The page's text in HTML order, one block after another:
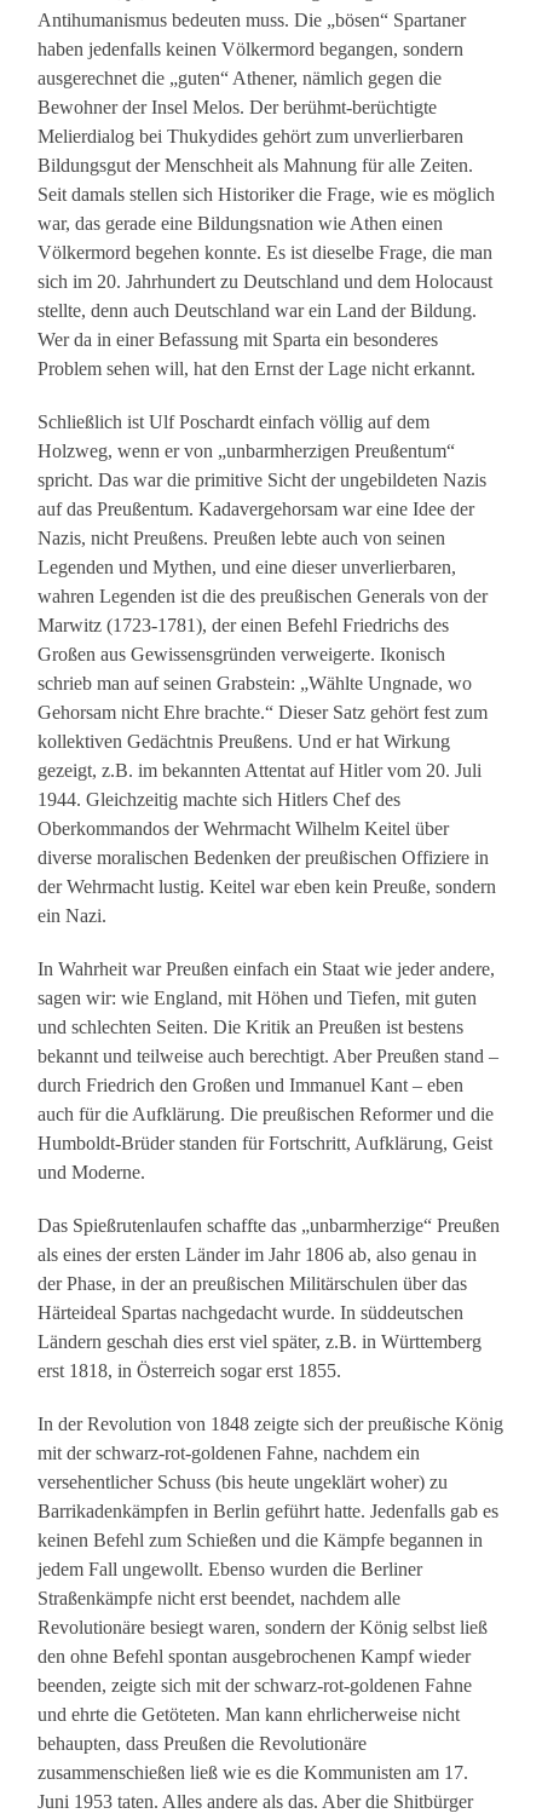
Antihumanismus bedeuten muss. Die „bösen“ Spartaner
haben jedenfalls keinen Völkermord begangen, sondern
ausgerechnet die „guten“ Athener, nämlich gegen die
Bewohner der Insel Melos. Der berühmt-berüchtigte
Melierdialog bei Thukydides gehört zum unverlierbaren
Bildungsgut der Menschheit als Mahnung für alle Zeiten.
Seit damals stellen sich Historiker die Frage, wie es möglich
war, das gerade eine Bildungsnation wie Athen einen
Völkermord begehen konnte. Es ist dieselbe Frage, die man
sich im 20. Jahrhundert zu Deutschland und dem Holocaust
stellte, denn auch Deutschland war ein Land der Bildung.
Wer da in einer Befassung mit Sparta ein besonderes
Problem sehen will, hat den Ernst der Lage nicht erkannt.
Schließlich ist Ulf Poschardt einfach völlig auf dem
Holzweg, wenn er von „unbarmherzigen Preußentum“
spricht. Das war die primitive Sicht der ungebildeten Nazis
auf das Preußentum. Kadavergehorsam war eine Idee der
Nazis, nicht Preußens. Preußen lebte auch von seinen
Legenden und Mythen, und eine dieser unverlierbaren,
wahren Legenden ist die des preußischen Generals von der
Marwitz (1723-1781), der einen Befehl Friedrichs des
Großen aus Gewissensgründen verweigerte. Ikonisch
schrieb man auf seinen Grabstein: „Wählte Ungnade, wo
Gehorsam nicht Ehre brachte.“ Dieser Satz gehört fest zum
kollektiven Gedächtnis Preußens. Und er hat Wirkung
gezeigt, z.B. im bekannten Attentat auf Hitler vom 20. Juli
1944. Gleichzeitig machte sich Hitlers Chef des
Oberkommandos der Wehrmacht Wilhelm Keitel über
diverse moralischen Bedenken der preußischen Offiziere in
der Wehrmacht lustig. Keitel war eben kein Preuße, sondern
ein Nazi.
In Wahrheit war Preußen einfach ein Staat wie jeder andere,
sagen wir: wie England, mit Höhen und Tiefen, mit guten
und schlechten Seiten. Die Kritik an Preußen ist bestens
bekannt und teilweise auch berechtigt. Aber Preußen stand –
durch Friedrich den Großen und Immanuel Kant – eben
auch für die Aufklärung. Die preußischen Reformer und die
Humboldt-Brüder standen für Fortschritt, Aufklärung, Geist
und Moderne.
Das Spießrutenlaufen schaffte das „unbarmherzige“ Preußen
als eines der ersten Länder im Jahr 1806 ab, also genau in
der Phase, in der an preußischen Militärschulen über das
Härteideal Spartas nachgedacht wurde. In süddeutschen
Ländern geschah dies erst viel später, z.B. in Württemberg
erst 1818, in Österreich sogar erst 1855.
In der Revolution von 1848 zeigte sich der preußische König
mit der schwarz-rot-goldenen Fahne, nachdem ein
versehentlicher Schuss (bis heute ungeklärt woher) zu
Barrikadenkämpfen in Berlin geführt hatte. Jedenfalls gab es
keinen Befehl zum Schießen und die Kämpfe begannen in
jedem Fall ungewollt. Ebenso wurden die Berliner
Straßenkämpfe nicht erst beendet, nachdem alle
Revolutionäre besiegt waren, sondern der König selbst ließ
den ohne Befehl spontan ausgebrochenen Kampf wieder
beenden, zeigte sich mit der schwarz-rot-goldenen Fahne
und ehrte die Getöteten. Man kann ehrlicherweise nicht
behaupten, dass Preußen die Revolutionäre
zusammenschießen ließ wie es die Kommunisten am 17.
Juni 1953 taten. Alles andere als das. Aber die Shitbürger